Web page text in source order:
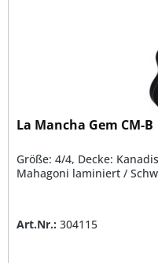
La Mancha Gem CM-B
Größe: 4/4, Decke:
Mahagoni laminiert /
Art.Nr.: 304115